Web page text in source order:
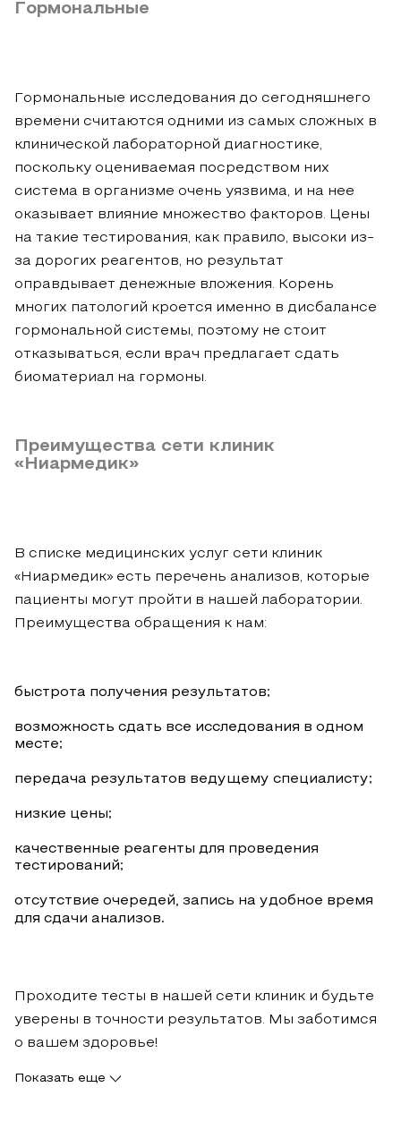
Гормональные
Гормональные исследования до сегодняшнего
времени считаются одними из самых сложных в
клинической лабораторной диагностике,
поскольку оцениваемая посредством них
система в организме очень уязвима, и на нее
оказывает влияние множество факторов. Цены
на такие тестирования, как правило, высоки из-
за дорогих реагентов, но результат
оправдывает денежные вложения. Корень
многих патологий кроется именно в дисбалансе
гормональной системы, поэтому не стоит
отказываться, если врач предлагает сдать
биоматериал на гормоны.
Преимущества сети клиник
«Ниармедик»
В списке медицинских услуг сети клиник
«Ниармедик» есть перечень анализов, которые
пациенты могут пройти в нашей лаборатории.
Преимущества обращения к нам:
быстрота получения результатов;
возможность сдать все исследования в одном
месте;
передача результатов ведущему специалисту;
низкие цены;
качественные реагенты для проведения
тестирований;
отсутствие очередей, запись на удобное время
для сдачи анализов.
Проходите тесты в нашей сети клиник и будьте
уверены в точности результатов. Мы заботимся
о вашем здоровье!
Показать еще